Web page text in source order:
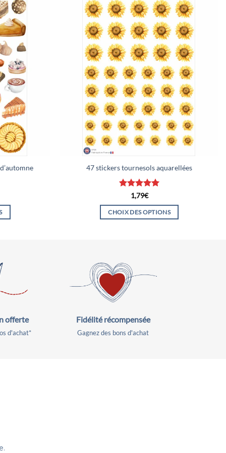
47 stickers tournesols aquarellées
Note5sur
1,79€
CHOIX DES OPTIONS
être
choisies
offerte
d'achat*
Fidélité récompensée
Gagnez des bons d'achat